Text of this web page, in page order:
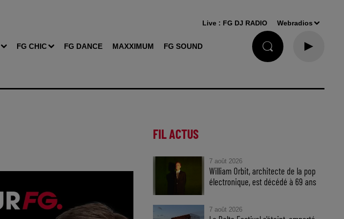
FG CHIC FG DANCE MAXXIMUM FG SOUND
Live : FG DJ RADIO Webradios
FIL ACTUS
7 août 2026
William Orbit, architecte de la pop
électronique, est décédé à 69 ans
7 août 2026